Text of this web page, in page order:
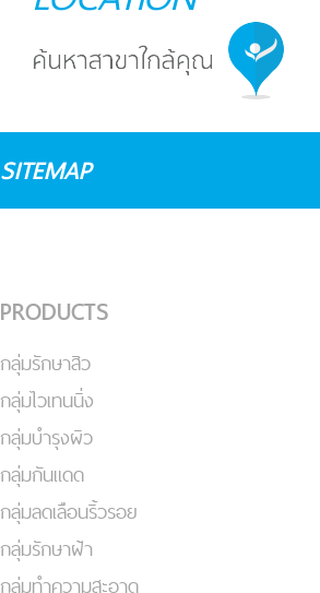
SITEMAP
PRODUCTS
กลุ่มรักษาสิว
กลุ่มไวเทนนิ่ง
กลุ่มบำรุงผิว
กลุ่มกันแดด
กลุ่มลดเลือนริ้วรอย
กลุ่มรักษาฝ้า
กลุ่มทำความสะอาด